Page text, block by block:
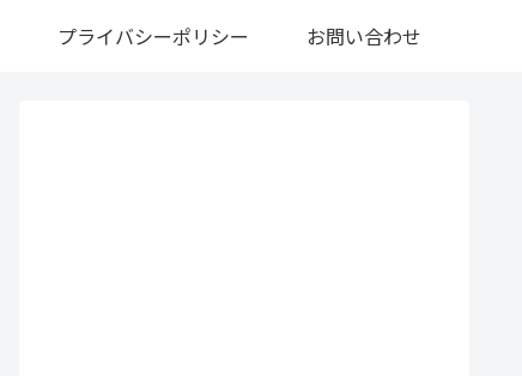
プライバシーポリシー お問い合わせ